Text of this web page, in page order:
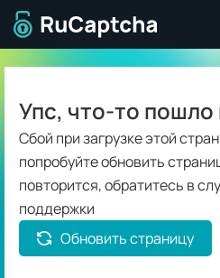
Перейти на главную страницу
Упс, что-то пошло
Сбой при загрузке этой
попробуйте обновить
повторится, обратитесь в
поддержки
Обновить страницу